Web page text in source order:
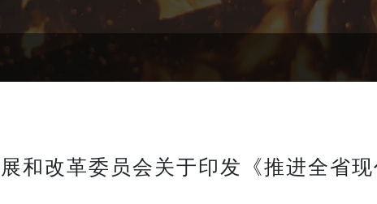
和改革委员会关于印发《推进全省